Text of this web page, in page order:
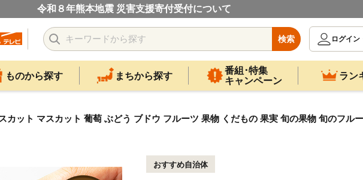
令和８年熊本地震 災害支援寄付受付について
検索
ログイン
ものから探す まちから探す
番組･特集
キャンペーン
ラン
ット マスカット 葡萄 ぶどう ブドウ フルーツ 果物 くだもの 果実 旬の果物 旬のフル
おすすめ自治体